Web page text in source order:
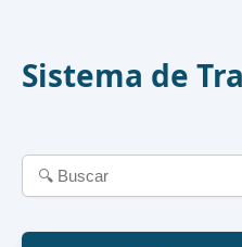
Sistema de